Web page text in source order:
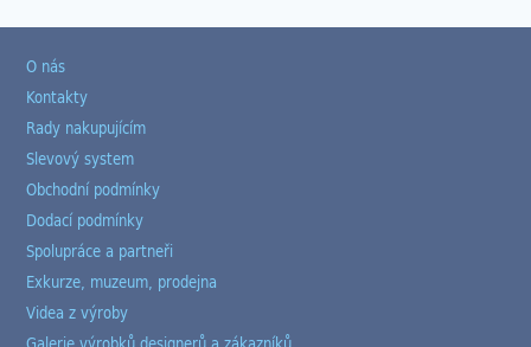
O nás
Kontakty
Rady nakupujícím
Slevový system
Obchodní podmínky
Dodací podmínky
Spolupráce a partneři
Exkurze, muzeum, prodejna
Videa z výroby